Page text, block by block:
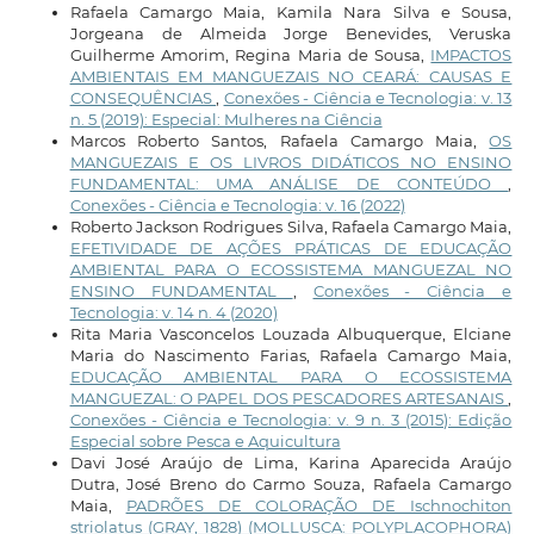
Rafaela Camargo Maia, Kamila Nara Silva e Sousa,
Jorgeana de Almeida Jorge Benevides, Veruska
Guilherme Amorim, Regina Maria de Sousa, IMPACTOS
AMBIENTAIS EM MANGUEZAIS NO CEARÁ: CAUSAS E
CONSEQUÊNCIAS
Conexões - Ciência e Tecnologia: v. 13
n. 5 (2019): Especial: Mulheres na Ciência
Marcos Roberto Santos, Rafaela Camargo Maia,OS
MANGUEZAIS E OS LIVROS DIDÁTICOS NO ENSINO
FUNDAMENTAL: UMA ANÁLISE DE CONTEÚDO
Conexões - Ciência e Tecnologia: v. 16 (2022)
Roberto Jackson Rodrigues Silva, Rafaela Camargo Maia,
EFETIVIDADE DE AÇÕES PRÁTICAS DE EDUCAÇÃO
AMBIENTAL PARA O ECOSSISTEMA MANGUEZAL NO
ENSINO FUNDAMENTAL
Conexões - Ciência e
Tecnologia: v. 14 n. 4 (2020)
Rita Maria Vasconcelos Louzada Albuquerque, Elciane
Maria do Nascimento Farias, Rafaela Camargo Maia,
EDUCAÇÃO AMBIENTAL PARA O ECOSSISTEMA
MANGUEZAL: O PAPEL DOS PESCADORES ARTESANAIS
Conexões - Ciência e Tecnologia: v. 9 n. 3 (2015): Edição
Especial sobre Pesca e Aquicultura
Davi José Araújo de Lima, Karina Aparecida Araújo
Dutra, José Breno do Carmo Souza, Rafaela Camargo
Maia, PADRÕES DE COLORAÇÃO DE Ischnochiton
striolatus (GRAY, 1828) (MOLLUSCA: POLYPLACOPHORA)